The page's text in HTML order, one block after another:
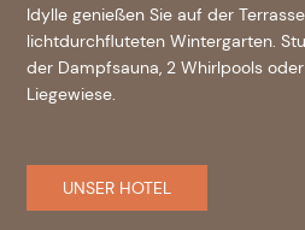
Idylle genießen Sie auf der
lichtdurchfluteten Wintergarten.
der Dampfsauna, 2 Whirlpools
Liegewiese.
UNSER HOTEL